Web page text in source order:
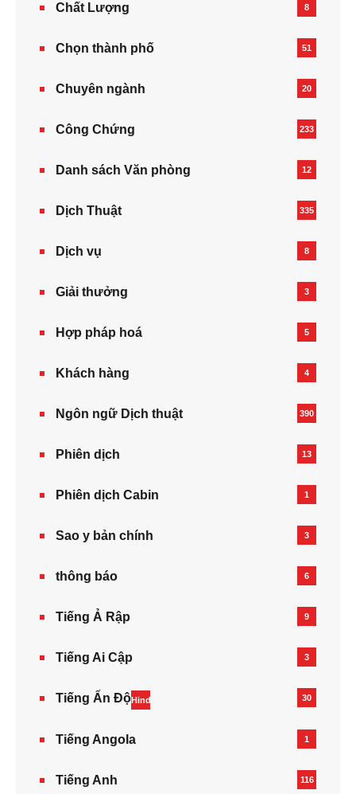
Chất Lượng 8
Chọn thành phố 51
Chuyên ngành 20
Công Chứng 233
Danh sách Văn phòng 12
Dịch Thuật 335
Dịch vụ 8
Giải thưởng 3
Hợp pháp hoá 5
Khách hàng 4
Ngôn ngữ Dịch thuật 390
Phiên dịch 13
Phiên dịch Cabin 1
Sao y bản chính 3
thông báo 6
Tiếng Ả Rập 9
Tiếng Ai Cập 3
Tiếng Ấn ĐộHindi 30
Tiếng Angola 1
Tiếng Anh 116